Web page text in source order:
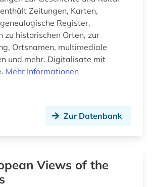
linkspresse (1)
maghreb-studien (1)
Zeitungen, Karten,
Register,
zu historischen Orten, zur
Ortsnamen, multimediale
und mehr. Digitalisate mit
Mehr Informationen
Zur Datenbank
Views of the